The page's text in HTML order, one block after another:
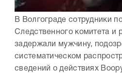
В Волгограде сотрудники
Следственного комитета и
задержали мужчину,
систематическом
сведений о действиях